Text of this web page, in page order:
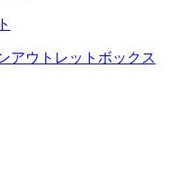
アウトレットボックス